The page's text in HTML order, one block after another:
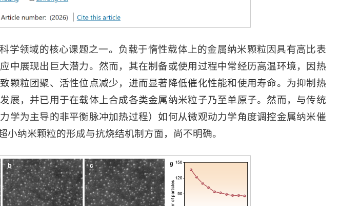
学领域的核心课题之一。负载于惰性载体上的金属纳米颗粒因具有高比表
中展现出巨大潜力。然而，其在制备或使用过程中常经历高温环境，因热
颗粒团聚、活性位点减少，进而显著降低催化性能和使用寿命。为抑制热
展，并已用于在载体上合成各类金属纳米粒子乃至单原子。然而，与传统
学为主导的非平衡脉冲加热过程）如何从微观动力学角度调控金属纳米催
纳米颗粒的形成与抗烧结机制方面，尚不明确。